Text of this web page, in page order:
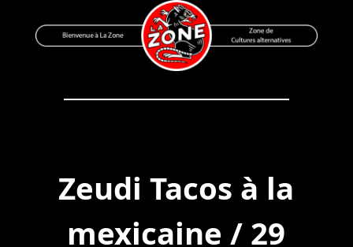
to
Bienvenue à La Zone
Zone de Cultures Alternatives
Zeudi Tacos à la
mexicaine / 29